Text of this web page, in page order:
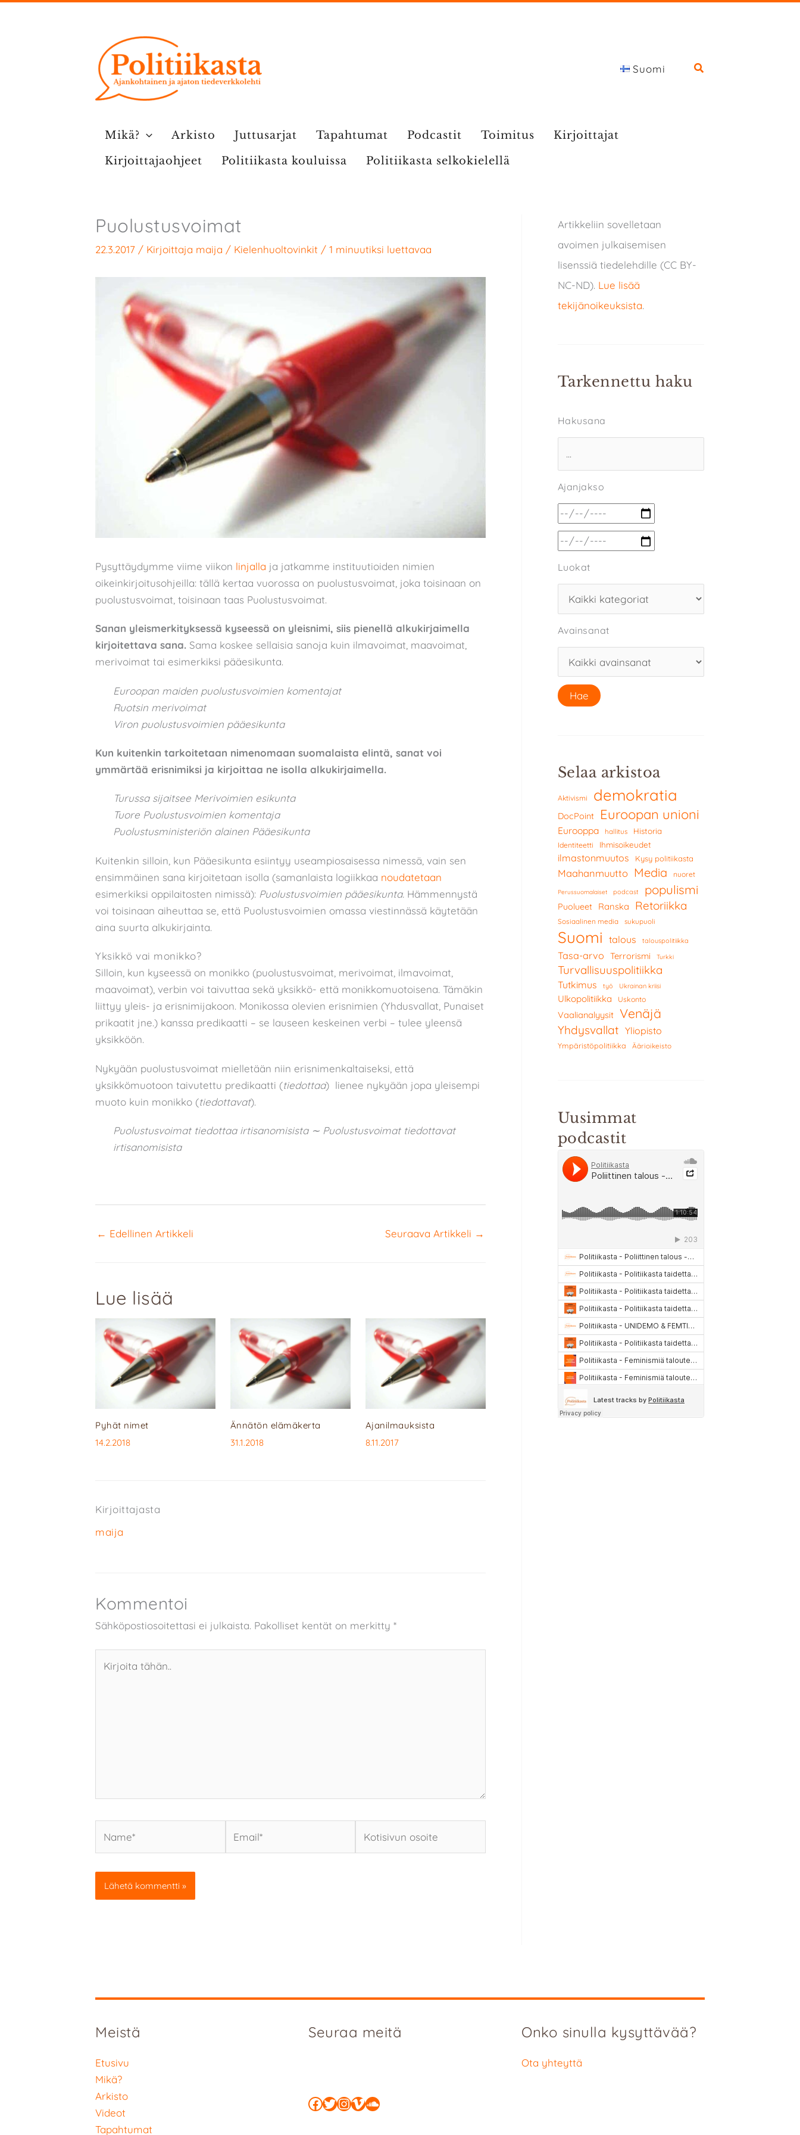
Suomi
Mikä? Arkisto Juttusarjat Tapahtumat Podcastit Toimitus
Kirjoittajat
Kirjoittajaohjeet
Politiikasta kouluissa Politiikasta selkokielellä
Puolustusvoimat
22.3.2017 / Kirjoittaja maija / Kielenhuoltovinkit / 1 minuutiksi luettavaa
Pysyttäydymme viime viikon linjalla ja jatkamme instituutioiden nimien
oikeinkirjoitusohjeilla: tällä kertaa vuorossa on puolustusvoimat, joka toisinaan on
puolustusvoimat, toisinaan taas Puolustusvoimat.
Sanan yleismerkityksessä kyseessä on yleisnimi, siis pienellä alkukirjaimella
kirjoitettava sana. Sama koskee sellaisia sanoja kuin ilmavoimat, maavoimat,
merivoimat tai esimerkiksi pääesikunta.
Euroopan maiden puolustusvoimien komentajat
Ruotsin merivoimat
Viron puolustusvoimien pääesikunta
Kun kuitenkin tarkoitetaan nimenomaan suomalaista elintä, sanat voi
ymmärtää erisnimiksi ja kirjoittaa ne isolla alkukirjaimella.
Turussa sijaitsee Merivoimien esikunta
Tuore Puolustusvoimien komentaja
Puolustusministeriön alainen Pääesikunta
Kuitenkin silloin, kun Pääesikunta esiintyy useampiosaisessa nimessä, vain sen
ensimmäinen sana kirjoitetaan isolla (samanlaista logiikkaa noudatetaan
esimerkiksi oppilaitosten nimissä): Puolustusvoimien pääesikunta. Hämmennystä
voi toisinaan aiheuttaa se, että Puolustusvoimien omassa viestinnässä käytetään
aina suurta alkukirjainta.
Yksikkö vai monikko?
Silloin, kun kyseessä on monikko (puolustusvoimat, merivoimat, ilmavoimat,
maavoimat), verbin voi taivuttaa sekä yksikkö- että monikkomuotoisena. Tämäkin
liittyy yleis- ja erisnimijakoon. Monikossa olevien erisnimien (Yhdusvallat, Punaiset
prikaatit jne.) kanssa predikaatti – se lauseen keskeinen verbi – tulee yleensä
yksikköön.
Nykyään puolustusvoimat mielletään niin erisnimenkaltaiseksi, että
yksikkömuotoon taivutettu predikaatti (tiedottaa) lienee nykyään jopa yleisempi
muoto kuin monikko (tiedottavat).
Puolustusvoimat tiedottaa irtisanomisista ∼ Puolustusvoimat tiedottavat
irtisanomisista
← Edellinen Artikkeli Seuraava Artikkeli →
Lue lisää
Pyhät nimet
14.2.2018
Ännätön elämäkerta
31.1.2018
Ajanilmauksista
8.11.2017
Kirjoittajasta
maija
Kommentoi
Sähköpostiosoitettasi ei julkaista. Pakolliset kentät on merkitty *
tähän..
osoite
Artikkeliin sovelletaan
avoimen julkaisemisen
lisenssiä tiedelehdille (CC BY-
NC-ND). Lue lisää
tekijänoikeuksista.
Tarkennettu haku
Hakusana
Ajanjakso
Luokat
Avainsanat
Selaa arkistoa
Aktivismi demokratia
DocPoint Euroopan unioni
Eurooppa hallitus Historia
Identiteetti Ihmisoikeudet
ilmastonmuutos Kysy politiikasta
Maahanmuutto Media nuoret
Perussuomalaiset podcast populismi
Puolueet Ranska Retoriikka
Sosiaalinen media sukupuoli
Suomi talous talouspolitiikka
Tasa-arvo Terrorismi Turkki
Turvallisuuspolitiikka
Tutkimus työ Ukrainan kriisi
Ulkopolitiikka Uskonto
Vaalianalyysit Venäjä
Yhdysvallat Yliopisto
Ympäristöpolitiikka Äärioikeisto
Uusimmat
podcastit
Meistä
Etusivu
Mikä?
Arkisto
Videot
Tapahtumat
Seuraa meitä
Facebook
Twitter
Instagram
Vimeo
SoundCloud
Onko sinulla kysyttävää?
Ota yhteyttä